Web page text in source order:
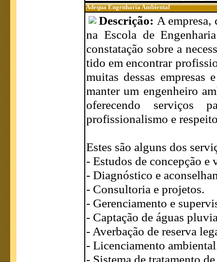
Adequa Engenharia Ambiental
Descrição: A
na Escola de
constatação sobre a
tido em encontrar
muitas dessas empresas
manter um engenheiro
oferecendo serviços
profissionalismo e
Estes são alguns dos
- Estudos de concepção e
- Diagnóstico e
- Consultoria e projetos.
- Gerenciamento e
- Captação de águas
- Averbação de reserva
- Licenciamento
- Sistema de tratamento